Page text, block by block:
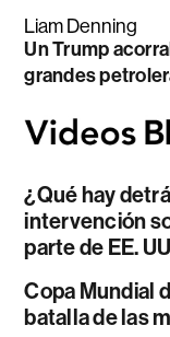
Liam Denning
Un Trump
grandes
¿Qué hay
intervención
parte de EE.
Copa Mundial
batalla de las